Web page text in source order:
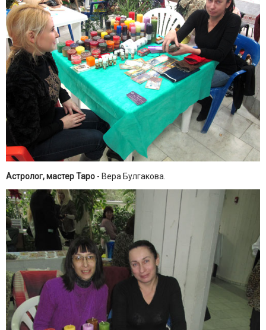
Астролог, мастер Таро - Вера Булгакова.